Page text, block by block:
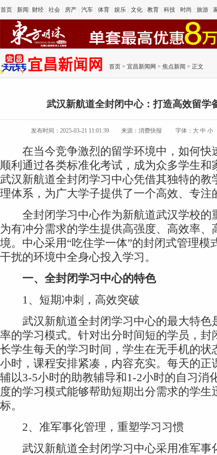
首页 新闻 财经 社会 房产 汽车 体育 娱乐 文化 教育 科技 时尚 旅游
首页 > 宜昌新闻网 > 焦点新闻 > 正文
武汉新航道全封闭中心：打造高效留学
发布时间：2025-03-21 11:01:39 来源：消费快报 字体： 大 中 小
在当今竞争激烈的留学环境中，如何快
顺利通过各类标准化考试，成为众多学生和
武汉新航道全封闭学习中心凭借其独特的教
理体系，为广大学子提供了一个高效、专注
全封闭学习中心作为新航道武汉学校的
为有冲分需求的学生提供高强度、高效率、
境。中心采用“吃住学一体”的封闭式管理模
干扰的环境中全身心投入学习。
一、 全封闭学习中心的特色
1、短期冲刺，高效突破
武汉新航道全封闭学习中心的最大特色
率的学习模式。针对出分时间短的学员，封
长学生每天的学习时间，学生在无手机的状
小时，课程安排紧凑，内容充实。每天的正
辅以3-5小时的助教辅导和1-2小时的自习消
度的学习模式能够帮助短期出分需求的学生
标。
2、准军事化管理，重塑学习习惯
武汉新航道全封闭学习中心采用准军事